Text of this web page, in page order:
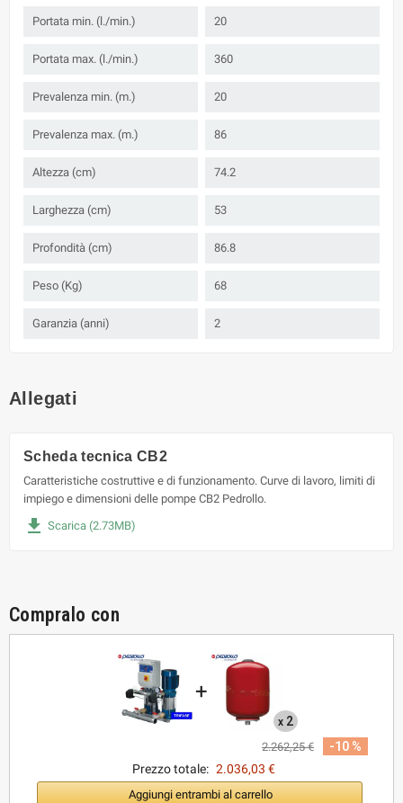
Portata min. (l./min.) 20
Portata max. (l./min.) 360
Prevalenza min. (m.) 20
Prevalenza max. (m.) 86
Altezza (cm) 74.2
Larghezza (cm) 53
Profondità (cm) 86.8
Peso (Kg) 68
Garanzia (anni) 2
Allegati
Scheda tecnica CB2
Caratteristiche costruttive e di funzionamento. Curve di lavoro, limiti di
impiego e dimensioni delle pompe CB2 Pedrollo.
file_download Scarica (2.73MB)
Compralo con
+
x2
2.262,25 €
-10 %
Prezzo totale: 2.036,03 €
Aggiungi entrambi al carrello